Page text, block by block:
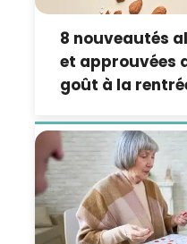
8 nouveautés
et approuvées
goût à la